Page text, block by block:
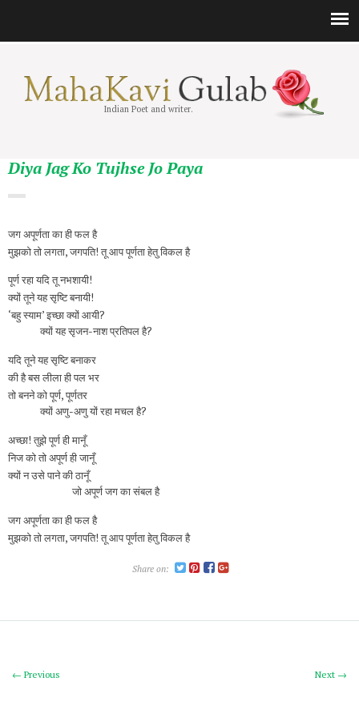
Indian Poet and writer.
Diya Jag Ko Tujhse Jo Paya
जग अपूर्णता का ही फल है
मुझको तो लगता, जगपति! तू आप पूर्णता हेतु विकल है
पूर्ण रहा यदि तू नभशायी!
क्यों तूने यह सृष्टि बनायी!
‘बहु स्याम’ इच्छा क्यों आयी?
क्यों यह सृजन-नाश प्रतिपल है?
यदि तूने यह सृष्टि बनाकर
की है बस लीला ही पल भर
तो बनने को पूर्ण, पूर्णतर
क्यों अणु-अणु यों रहा मचल है?
अच्छा! तुझे पूर्ण ही मानूँ
निज को तो अपूर्ण ही जानूँ
क्यों न उसे पाने की ठानूँ
जो अपूर्ण जग का संबल है
जग अपूर्णता का ही फल है
मुझको तो लगता, जगपति! तू आप पूर्णता हेतु विकल है
Share on:
Next →
← Previous